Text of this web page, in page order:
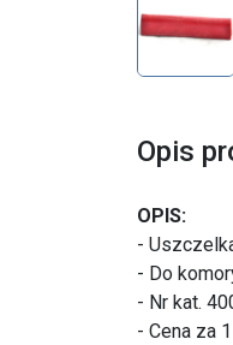
Opis
OPIS:
-
- Do
- Nr kat.
- Cena za